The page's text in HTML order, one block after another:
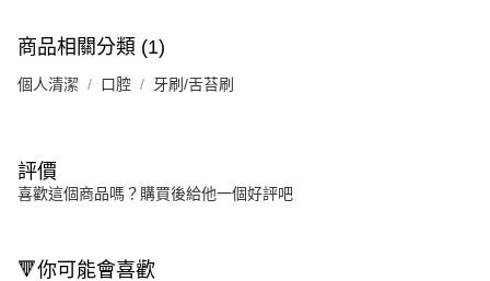
商品相關分類 (1)
個人清潔 口腔 牙刷/舌苔刷
評價
喜歡這個商品嗎？購買後給他一個好評吧
🔻你可能會喜歡